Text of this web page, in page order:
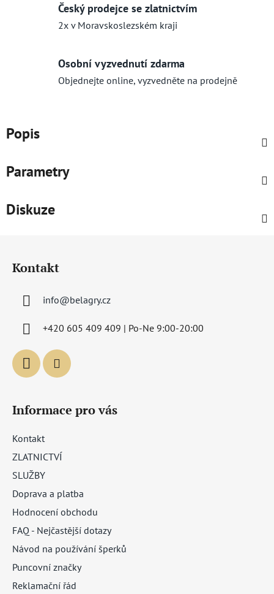
Český prodejce se zlatnictvím
2x v Moravskoslezském kraji
Osobní vyzvednutí zdarma
Objednejte online, vyzvedněte na prodejně
Popis
Parametry
Diskuze
Kontakt
info@belagry.cz
+420 605 409 409 | Po-Ne 9:00-20:00
Informace pro vás
Kontakt
ZLATNICTVÍ
SLUŽBY
Doprava a platba
Hodnocení obchodu
FAQ - Nejčastější dotazy
Návod na používání šperků
Puncovní značky
Reklamační řád